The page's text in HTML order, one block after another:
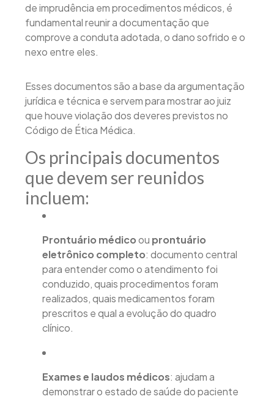
de imprudência em procedimentos médicos, é
fundamental reunir a documentação que
comprove a conduta adotada, o dano sofrido e o
nexo entre eles.
Esses documentos são a base da argumentação
jurídica e técnica e servem para mostrar ao juiz
que houve violação dos deveres previstos no
Código de Ética Médica.
Os principais documentos
que devem ser reunidos
incluem:
Prontuário médicoou prontuário
eletrônico completo: documento central
para entender como o atendimento foi
conduzido, quais procedimentos foram
realizados, quais medicamentos foram
prescritos e qual a evolução do quadro
clínico.
Exames e laudos médicos: ajudam a
demonstrar o estado de saúde do paciente